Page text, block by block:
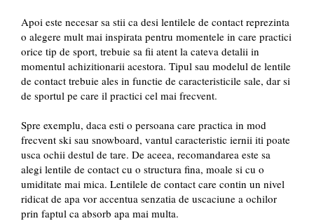
Apoi este necesar sa stii ca desi lentilele de contact reprezinta
o alegere mult mai inspirata pentru momentele in care practici
orice tip de sport, trebuie sa fii atent la cateva detalii in
momentul achizitionarii acestora. Tipul sau modelul de lentile
de contact trebuie ales in functie de caracteristicile sale, dar si
de sportul pe care il practici cel mai frecvent.
Spre exemplu, daca esti o persoana care practica in mod
frecvent ski sau snowboard, vantul caracteristic iernii iti poate
usca ochii destul de tare. De aceea, recomandarea este sa
alegi lentile de contact cu o structura fina, moale si cu o
umiditate mai mica. Lentilele de contact care contin un nivel
ridicat de apa vor accentua senzatia de uscaciune a ochilor
prin faptul ca absorb apa mai multa.